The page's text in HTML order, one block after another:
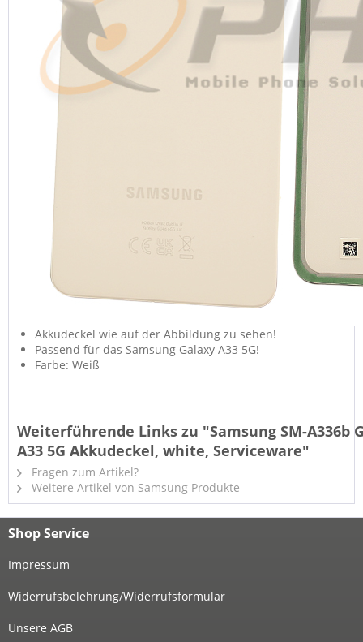
Akkudeckel wie auf der Abbildung zu sehen!
Passend für das Samsung Galaxy A33 5G!
Farbe: Weiß
Weiterführende Links zu "Samsung SM-A336b
A33 5G Akkudeckel, white, Serviceware"
Fragen zum Artikel?
Weitere Artikel von Samsung Produkte
Shop Service
Impressum
Widerrufsbelehrung/Widerrufsformular
Unsere AGB